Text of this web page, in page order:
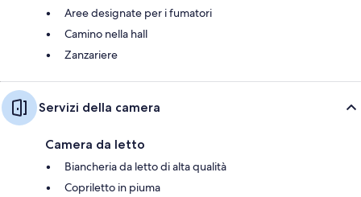
Aree designate per i fumatori
Camino nella hall
Zanzariere
Servizi della camera
Camera da letto
Biancheria da letto di alta qualità
Copriletto in piuma